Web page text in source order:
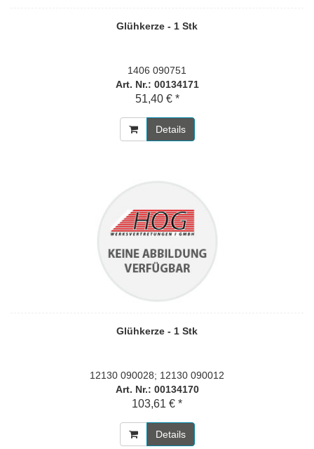
Glühkerze - 1 Stk
1406 090751
Art. Nr.: 00134171
51,40 € *
Details
Glühkerze - 1 Stk
12130 090028; 12130 090012
Art. Nr.: 00134170
103,61 € *
Details